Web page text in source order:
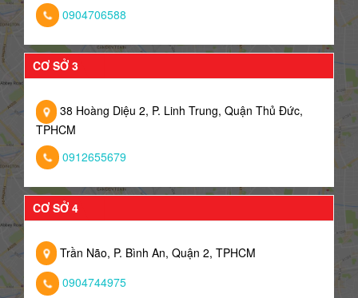
0904706588
CƠ SỞ 3
38 Hoàng Diệu 2, P. Linh Trung, Quận Thủ Đức,
TPHCM
0912655679
CƠ SỞ 4
Trần Não, P. Bình An, Quận 2, TPHCM
0904744975